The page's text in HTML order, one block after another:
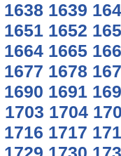
1638 1639
1651 1652
1664 1665
1677 1678
1690 1691
1703 1704
1716 1717